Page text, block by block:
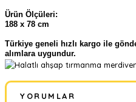
Ürün Ölçüleri:
188 x 78 cm
Türkiye geneli hızlı kargo ile
alımlara uygundur.
YORUMLAR